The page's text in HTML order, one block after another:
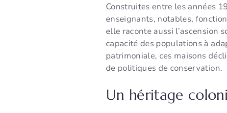
Construites entre les années
enseignants, notables,
elle raconte aussi l’ascension
capacité des populations à
patrimoniale, ces maisons
de politiques de conservation.
Un héritage